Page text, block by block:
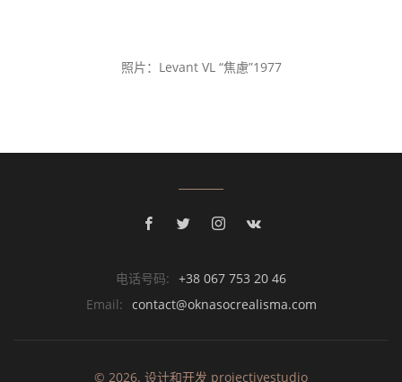
照片：Levant VL “焦慮”1977
电话号码: +38 067 753 20 46
Email: contact@oknasocrealisma.com
© 2026. 设计和开发 projectivestudio